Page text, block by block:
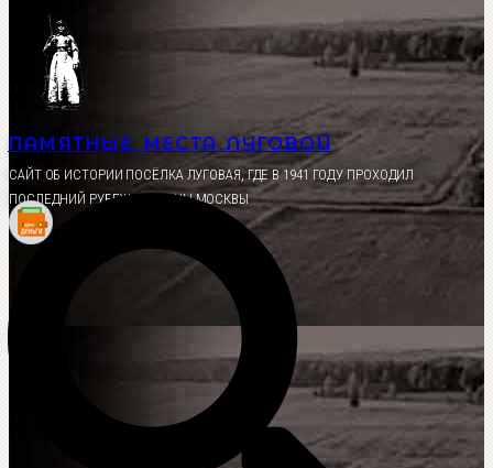
Перейти
содержимому
ПАМЯТНЫЕ МЕСТА ЛУГОВОЙ
CАЙТ ОБ ИСТОРИИ ПОСЁЛКА ЛУГОВАЯ, ГДЕ В 1941 ГОДУ ПРОХОДИЛ
ПОСЛЕДНИЙ РУБЕЖ ОБОРОНЫ МОСКВЫ